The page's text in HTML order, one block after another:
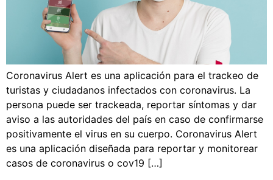
Coronavirus Alert es una aplicación para el trackeo de
turistas y ciudadanos infectados con coronavirus. La
persona puede ser trackeada, reportar síntomas y dar
aviso a las autoridades del país en caso de confirmarse
positivamente el virus en su cuerpo. Coronavirus Alert
es una aplicación diseñada para reportar y monitorear
casos de coronavirus o cov19 […]